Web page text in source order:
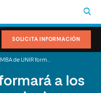
SOLICITA INFORMACIÓN
a los